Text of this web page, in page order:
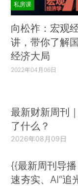
私房课
向松祚：宏观
讲，带你了解
经济大局
2022年04月06日
最新财新周刊
了什么？
2026年08月09日
{{最新周刊导
速夯实、AI“追